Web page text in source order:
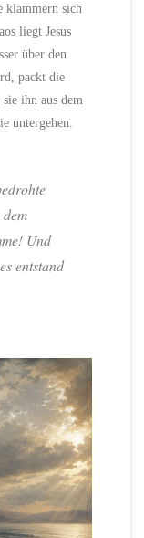
klammern sich
liegt Jesus
über den
packt die
ihn aus dem
untergehen.
Und
entstand